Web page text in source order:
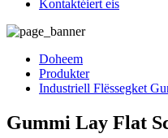
Kontaktéiert eis
Doheem
Produkter
Industriell Flëssegket
Gummi Lay Flat